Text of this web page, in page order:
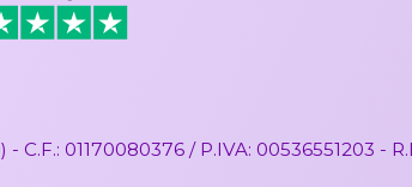
01170080376 / P.IVA: 00536551203 -